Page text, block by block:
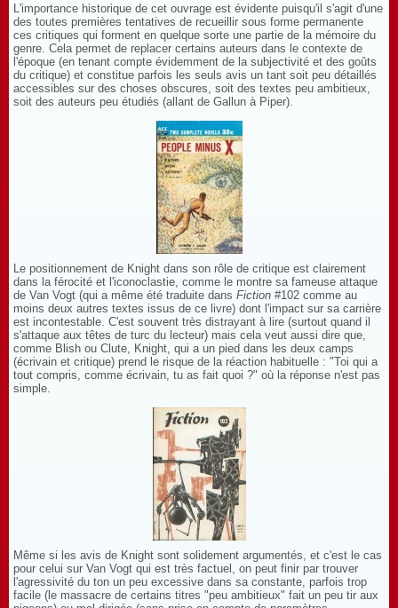
L'importance historique de cet ouvrage est évidente puisqu'il s'agit d'une
des toutes premières tentatives de recueillir sous forme permanente
ces critiques qui forment en quelque sorte une partie de la mémoire du
genre. Cela permet de replacer certains auteurs dans le contexte de
l'époque (en tenant compte évidemment de la subjectivité et des goûts
du critique) et constitue parfois les seuls avis un tant soit peu détaillés
accessibles sur des choses obscures, soit des textes peu ambitieux,
soit des auteurs peu étudiés (allant de Gallun à Piper).
Le positionnement de Knight dans son rôle de critique est clairement
dans la férocité et l'iconoclastie, comme le montre sa fameuse attaque
de Van Vogt (qui a même été traduite dans Fiction #102 comme au
moins deux autres textes issus de ce livre) dont l'impact sur sa carrière
est incontestable. C'est souvent très distrayant à lire (surtout quand il
s'attaque aux têtes de turc du lecteur) mais cela veut aussi dire que,
comme Blish ou Clute, Knight, qui a un pied dans les deux camps
(écrivain et critique) prend le risque de la réaction habituelle : "Toi qui a
tout compris, comme écrivain, tu as fait quoi ?" où la réponse n'est pas
simple.
Même si les avis de Knight sont solidement argumentés, et c'est le cas
pour celui sur Van Vogt qui est très factuel, on peut finir par trouver
l'agressivité du ton un peu excessive dans sa constante, parfois trop
facile (le massacre de certains titres "peu ambitieux" fait un peu tir aux